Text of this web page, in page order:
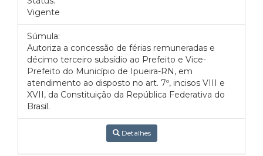
Vigente
Súmula:
Autoriza a concessão de férias remuneradas e
décimo terceiro subsídio ao Prefeito e Vice-
Prefeito do Município de Ipueira-RN, em
atendimento ao disposto no art. 7º, incisos VIII e
XVII, da Constituição da República Federativa do
Brasil.
Detalhes